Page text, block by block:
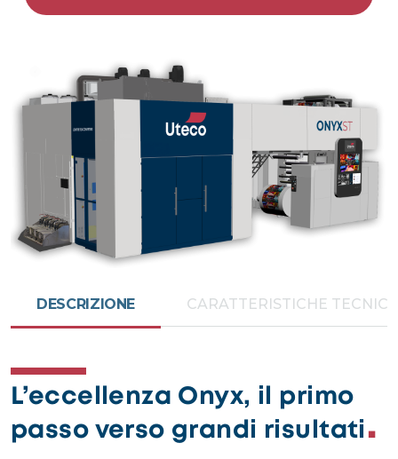
DESCRIZIONE CARATTERISTICHE
L’eccellenza Onyx, il primo
passo verso grandi risultati